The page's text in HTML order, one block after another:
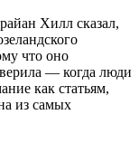
Хилл сказал,
что оно
— когда люди
как статьям,
из самых